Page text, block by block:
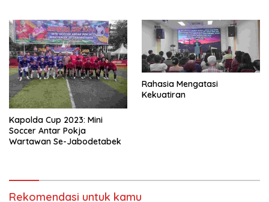
Kapolda Cup 2023: Mini
Soccer Antar Pokja
Wartawan Se-Jabodetabek
Rahasia Mengatasi
Kekuatiran
Rekomendasi untuk kamu